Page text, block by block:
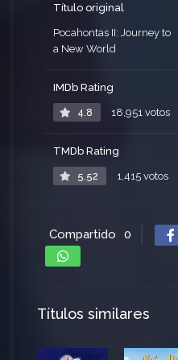
Título original
Pocahontas II: Journey to
a New World
IMDb Rating
4.8 18,951 votos
TMDb Rating
5.52 1,415 votos
Compartido 0
Títulos similares